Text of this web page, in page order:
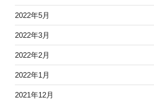
2022年5月
2022年3月
2022年2月
2022年1月
2021年12月